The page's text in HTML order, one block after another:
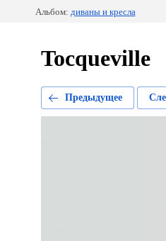
Альбом: диваны и кресла
Tocqueville
Предыдущее